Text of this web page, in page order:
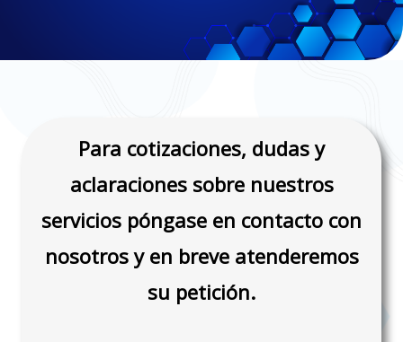
Para cotizaciones, dudas y
aclaraciones sobre nuestros
servicios póngase en contacto con
nosotros y en breve atenderemos
su petición.